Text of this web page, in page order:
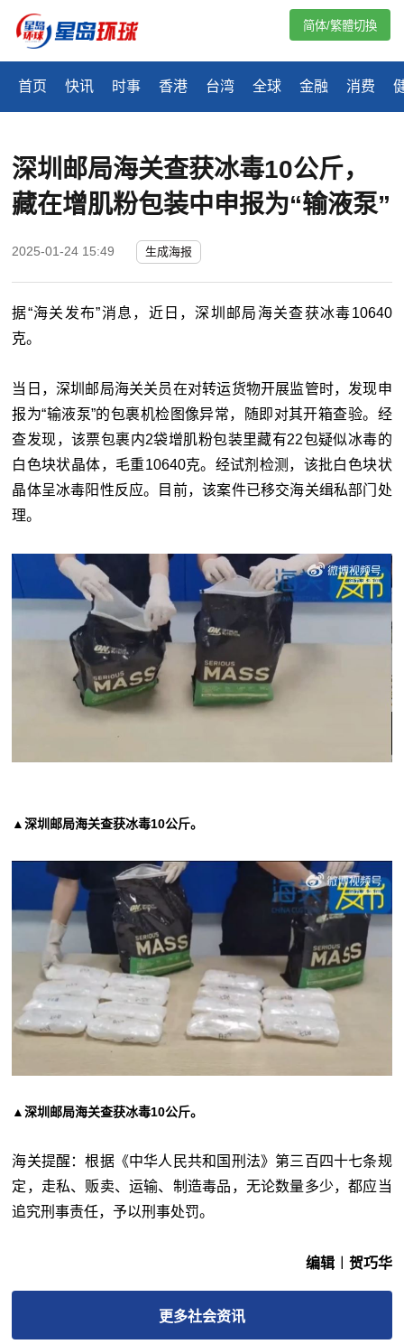
首页 快讯 时事 香港 台湾 全球 金融 消费
简体/繁體切換
深圳邮局海关查获冰毒10公斤，
藏在增肌粉包装中申报为“输液泵”
2025-01-24 15:49 生成海报
据“海关发布”消息，近日，深圳邮局海关查获冰毒10640
克。
当日，深圳邮局海关关员在对转运货物开展监管时，发现申
报为“输液泵”的包裹机检图像异常，随即对其开箱查验。经
查发现，该票包裹内2袋增肌粉包装里藏有22包疑似冰毒的
白色块状晶体，毛重10640克。经试剂检测，该批白色块状
晶体呈冰毒阳性反应。目前，该案件已移交海关缉私部门处
理。
▲深圳邮局海关查获冰毒10公斤。
▲深圳邮局海关查获冰毒10公斤。
海关提醒：根据《中华人民共和国刑法》第三百四十七条规
定，走私、贩卖、运输、制造毒品，无论数量多少，都应当
追究刑事责任，予以刑事处罚。
编辑︱贺巧华
更多社会资讯